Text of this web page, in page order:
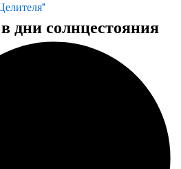
дни солнцестояния